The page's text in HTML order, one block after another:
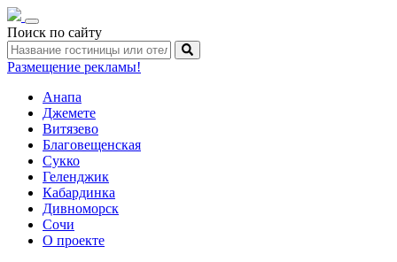
Toggle
navigation
Поиск по сайту
Размещение рекламы!
Анапа
Джемете
Витязево
Благовещенская
Сукко
Геленджик
Кабардинка
Дивноморск
Сочи
О проекте